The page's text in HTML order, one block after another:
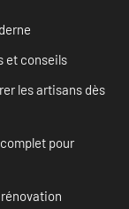
et conseils
les artisans dès
pour